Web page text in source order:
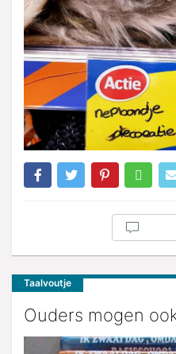
Taalvoutje
Ouders mogen